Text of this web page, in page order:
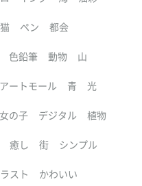
猫 ペン 都会
色鉛筆 動物 山
アートモール 青 光
女の子 デジタル 植物
癒し 街 シンプル
スト かわいい